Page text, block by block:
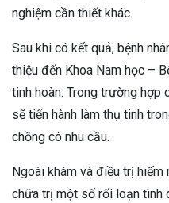
nghiệm cần thiết khác.
Sau khi có kết quả, bệnh
thiệu đến Khoa Nam học –
tinh hoàn. Trong trường hợp
sẽ tiến hành làm thụ tinh
chồng có nhu cầu.
Ngoài khám và điều trị
chữa trị một số rối loạn tình